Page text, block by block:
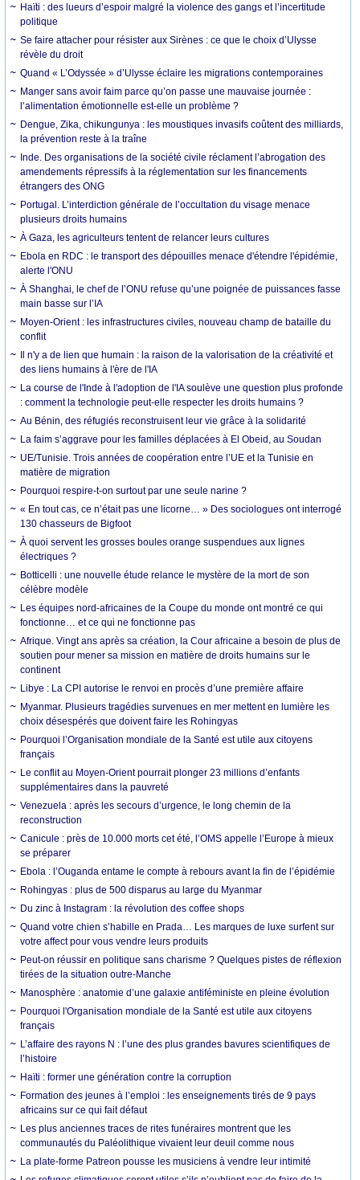
Haïti : des lueurs d’espoir malgré la violence des gangs et l’incertitude
politique
Se faire attacher pour résister aux Sirènes : ce que le choix d’Ulysse
révèle du droit
Quand « L’Odyssée » d’Ulysse éclaire les migrations contemporaines
Manger sans avoir faim parce qu’on passe une mauvaise journée :
l’alimentation émotionnelle est-elle un problème ?
Dengue, Zika, chikungunya : les moustiques invasifs coûtent des milliards,
la prévention reste à la traîne
Inde. Des organisations de la société civile réclament l’abrogation des
amendements répressifs à la réglementation sur les financements
étrangers des ONG
Portugal. L’interdiction générale de l’occultation du visage menace
plusieurs droits humains
À Gaza, les agriculteurs tentent de relancer leurs cultures
Ebola en RDC : le transport des dépouilles menace d'étendre l'épidémie,
alerte l'ONU
À Shanghai, le chef de l’ONU refuse qu’une poignée de puissances fasse
main basse sur l’IA
Moyen-Orient : les infrastructures civiles, nouveau champ de bataille du
conflit
Il n'y a de lien que humain : la raison de la valorisation de la créativité et
des liens humains à l'ère de l'IA
La course de l'Inde à l'adoption de l'IA soulève une question plus profonde
: comment la technologie peut-elle respecter les droits humains ?
Au Bénin, des réfugiés reconstruisent leur vie grâce à la solidarité
La faim s’aggrave pour les familles déplacées à El Obeid, au Soudan
UE/Tunisie. Trois années de coopération entre l’UE et la Tunisie en
matière de migration
Pourquoi respire-t-on surtout par une seule narine ?
« En tout cas, ce n’était pas une licorne… » Des sociologues ont interrogé
130 chasseurs de Bigfoot
À quoi servent les grosses boules orange suspendues aux lignes
électriques ?
Botticelli : une nouvelle étude relance le mystère de la mort de son
célèbre modèle
Les équipes nord-africaines de la Coupe du monde ont montré ce qui
fonctionne… et ce qui ne fonctionne pas
Afrique. Vingt ans après sa création, la Cour africaine a besoin de plus de
soutien pour mener sa mission en matière de droits humains sur le
continent
Libye : La CPI autorise le renvoi en procès d’une première affaire
Myanmar. Plusieurs tragédies survenues en mer mettent en lumière les
choix désespérés que doivent faire les Rohingyas
Pourquoi l’Organisation mondiale de la Santé est utile aux citoyens
français
Le conflit au Moyen-Orient pourrait plonger 23 millions d’enfants
supplémentaires dans la pauvreté
Venezuela : après les secours d’urgence, le long chemin de la
reconstruction
Canicule : près de 10.000 morts cet été, l’OMS appelle l’Europe à mieux
se préparer
Ebola : l’Ouganda entame le compte à rebours avant la fin de l’épidémie
Rohingyas : plus de 500 disparus au large du Myanmar
Du zinc à Instagram : la révolution des coffee shops
Quand votre chien s’habille en Prada… Les marques de luxe surfent sur
votre affect pour vous vendre leurs produits
Peut-on réussir en politique sans charisme ? Quelques pistes de réflexion
tirées de la situation outre-Manche
Manosphère : anatomie d’une galaxie antiféministe en pleine évolution
Pourquoi l'Organisation mondiale de la Santé est utile aux citoyens
français
L’affaire des rayons N : l’une des plus grandes bavures scientifiques de
l’histoire
Haïti : former une génération contre la corruption
Formation des jeunes à l’emploi : les enseignements tirés de 9 pays
africains sur ce qui fait défaut
Les plus anciennes traces de rites funéraires montrent que les
communautés du Paléolithique vivaient leur deuil comme nous
La plate-forme Patreon pousse les musiciens à vendre leur intimité